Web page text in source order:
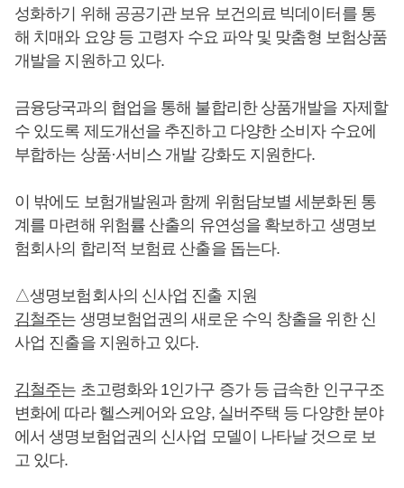
성화하기 위해 공공기관 보유 보건의료 빅데이터를 통
해 치매와 요양 등 고령자 수요 파악 및 맞춤형 보험상품
개발을 지원하고 있다.
금융당국과의 협업을 통해 불합리한 상품개발을 자제할
수 있도록 제도개선을 추진하고 다양한 소비자 수요에
부합하는 상품·서비스 개발 강화도 지원한다.
이 밖에도 보험개발원과 함께 위험담보별 세분화된 통
계를 마련해 위험률 산출의 유연성을 확보하고 생명보
험회사의 합리적 보험료 산출을 돕는다.
△생명보험회사의 신사업 진출 지원
김철주는 생명보험업권의 새로운 수익 창출을 위한 신
사업 진출을 지원하고 있다.
김철주는 초고령화와 1인가구 증가 등 급속한 인구구조
변화에 따라 헬스케어와 요양, 실버주택 등 다양한 분야
에서 생명보험업권의 신사업 모델이 나타날 것으로 보
고 있다.